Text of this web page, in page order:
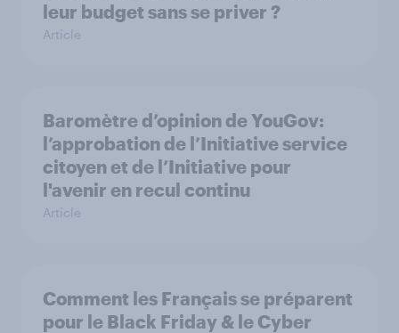
leur budget sans se priver ?
Article
Baromètre d’opinion de YouGov:
l’approbation de l’Initiative service
citoyen et de l’Initiative pour
l'avenir en recul continu
Article
Comment les Français se préparent
pour le Black Friday & le Cyber